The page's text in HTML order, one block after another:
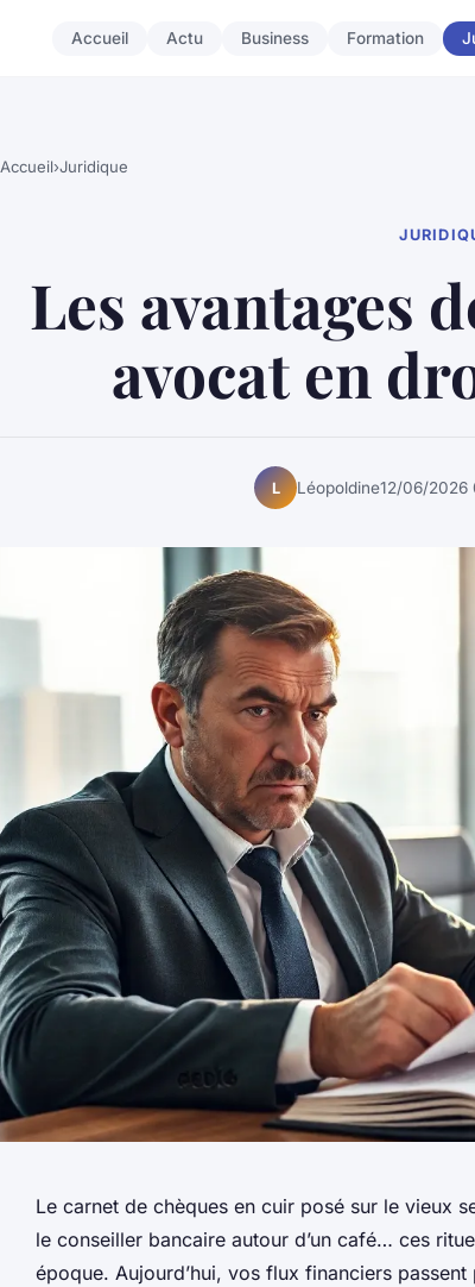
Accueil Actu Business Formation
Accueil›Juridique
Les avantages
avocat en
L Léopoldine12/06/2026
Le carnet de chèques en cuir posé sur le vieux
le conseiller bancaire autour d’un café… ces
époque. Aujourd’hui, vos flux financiers